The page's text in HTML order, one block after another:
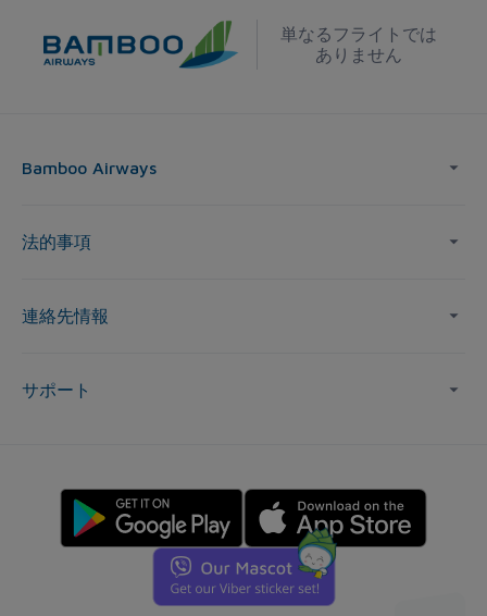
単なるフライトでは
ありません
Bamboo Airways
法的事項
連絡先情報
サポート